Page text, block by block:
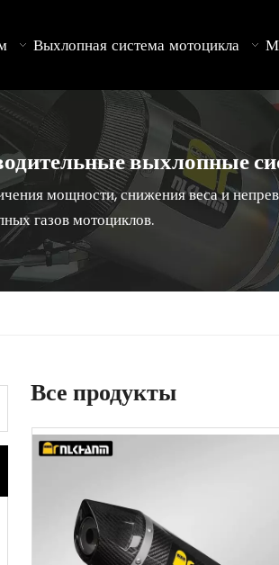
Выхлопная система мотоцикла
выхлопные
мощности, снижения веса и
газов мотоциклов.
Все продукты